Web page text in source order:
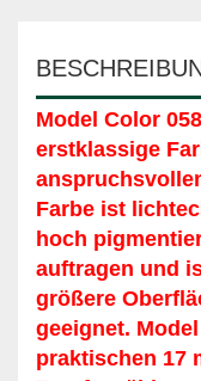
Model Color
erstklassige
Farbe ist
hoch
auftragen und
größere
geeignet.
praktischen 17